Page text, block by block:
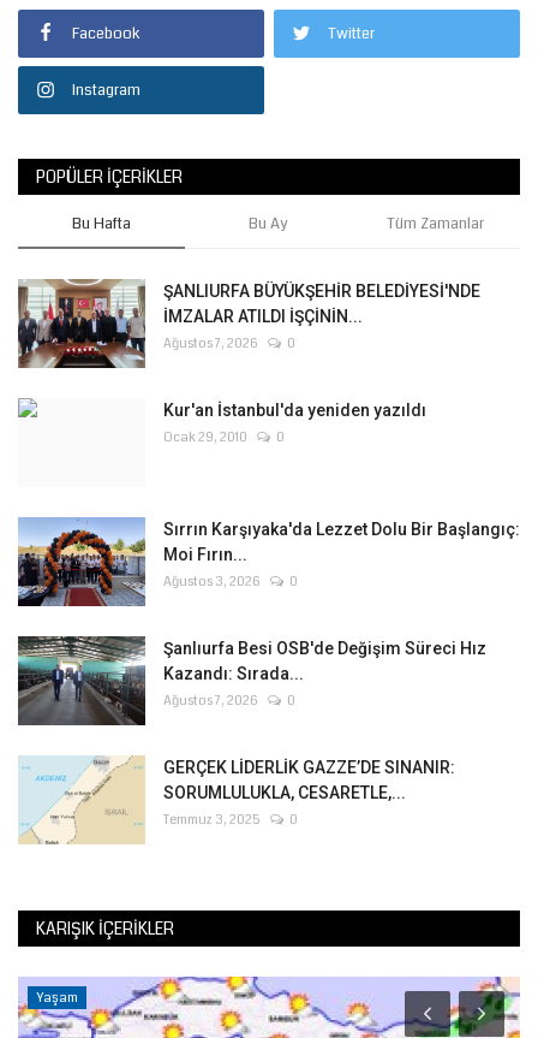
Facebook Twitter
Instagram
POPÜLER İÇERIKLER
Bu Hafta Bu Ay Tüm Zamanlar
ŞANLIURFA BÜYÜKŞEHİR BELEDİYESİ'NDE
İMZALAR ATILDI İŞÇİNİN...
Ağustos 7, 2026 0
Kur'an İstanbul'da yeniden yazıldı
Ocak 29, 2010 0
Sırrın Karşıyaka'da Lezzet Dolu Bir Başlangıç:
Moi Fırın...
Ağustos 3, 2026 0
Şanlıurfa Besi OSB'de Değişim Süreci Hız
Kazandı: Sırada...
Ağustos 7, 2026 0
GERÇEK LİDERLİK GAZZE’DE SINANIR:
SORUMLULUKLA, CESARETLE,...
Temmuz 3, 2025 0
KARIŞIK İÇERIKLER
Yaşam